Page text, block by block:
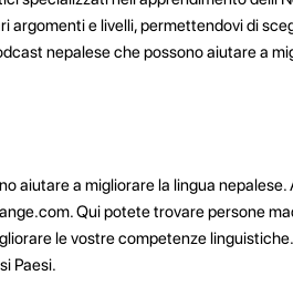
argomenti e livelli, permettendovi di
nepalese che possono aiutare a
aiutare a migliorare la lingua nepalese.
Qui potete trovare persone
le vostre competenze
Paesi.